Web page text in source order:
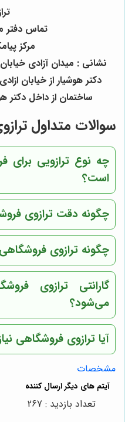
تماس دفتر
مرکز پیامک :
نشانی : میدان آزادی
دکتر هوشیار از خیابان
ساختمان از داخل دکتر هوشیار
سوالات متداول
چه نوع ترازویی برای
است؟
چگونه دقت ترازوی
چگونه ترازوی فروشگاهی
گارانتی ترازوی
می‌شود؟
آیا ترازوی فروشگاهی
مشخصات
تعداد بازدید : 267